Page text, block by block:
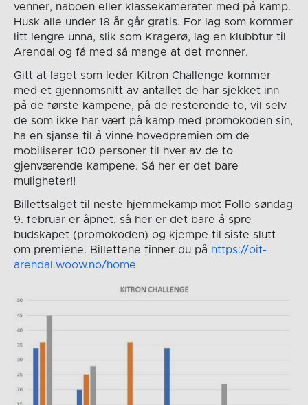
venner, naboen eller klassekamerater med på kamp.
Husk alle under 18 år går gratis. For lag som kommer
litt lengre unna, slik som Kragerø, lag en klubbtur til
Arendal og få med så mange at det monner.
Gitt at laget som leder Kitron Challenge kommer
med et gjennomsnitt av antallet de har sjekket inn
på de første kampene, på de resterende to, vil selv
de som ikke har vært på kamp med promokoden sin,
ha en sjanse til å vinne hovedpremien om de
mobiliserer 100 personer til hver av de to
gjenværende kampene. Så her er det bare
muligheter!!
Billettsalget til neste hjemmekamp mot Follo søndag
9. februar er åpnet, så her er det bare å spre
budskapet (promokoden) og kjempe til siste slutt
om premiene. Billettene finner du på https://oif-
arendal.woow.no/home